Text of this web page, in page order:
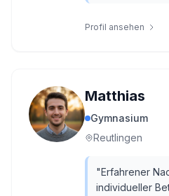
Profil ansehen
Matthias
Gymnasium
Reutlingen
"Erfahrener
individueller